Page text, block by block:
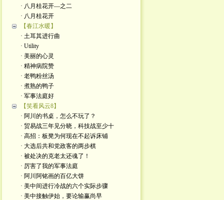
· 八月桂花开—之二
· 八月桂花开
【春江水暖】
· 土耳其进行曲
· Utility
· 美丽的心灵
· 精神病院赞
· 老鸭粉丝汤
· 煮熟的鸭子
· 军事法庭好
【笑看风云8】
· 阿川的书桌，怎么不玩了？
· 贸易战三年见分晓，科技战至少十
· 高招：板凳为何现在不起诉床铺
· 大选后共和党政客的两步棋
· 被处决的克老太还魂了！
· 厉害了我的军事法庭
· 阿川阿铭画的百亿大饼
· 美中间进行冷战的六个实际步骤
· 美中接触伊始，要论输赢尚早